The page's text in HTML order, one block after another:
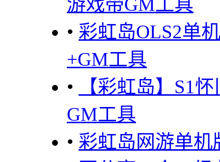
游戏带GM工具
• 彩虹岛OLS2单
+GM工具
•
【彩虹岛】S1
GM工具
• 彩虹岛网游单机